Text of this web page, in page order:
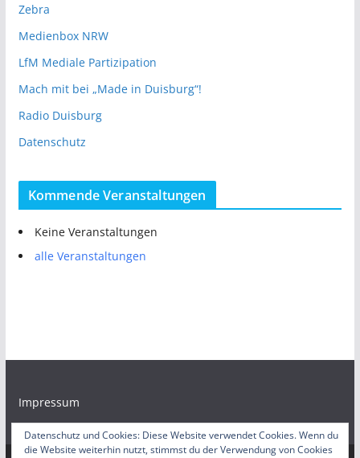
Zebra
Medienbox NRW
LfM Mediale Partizipation
Mach mit bei „Made in Duisburg“!
Radio Duisburg
Datenschutz
Kommende Veranstaltungen
Keine Veranstaltungen
alle Veranstaltungen
Impressum
Datenschutz und Cookies: Diese Website verwendet Cookies. Wenn du
die Website weiterhin nutzt, stimmst du der Verwendung von Cookies